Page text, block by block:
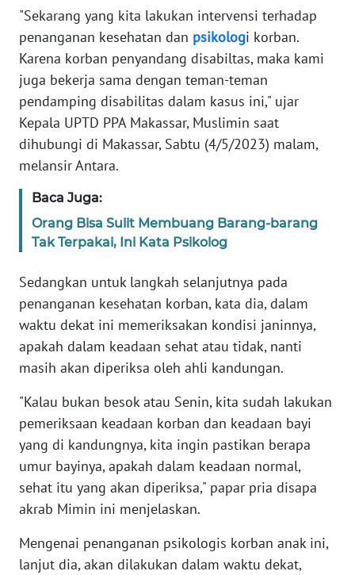
"Sekarang yang kita lakukan intervensi terhadap
penanganan kesehatan dan psikologi korban.
Karena korban penyandang disabiltas, maka kami
juga bekerja sama dengan teman-teman
pendamping disabilitas dalam kasus ini," ujar
Kepala UPTD PPA Makassar, Muslimin saat
dihubungi di Makassar, Sabtu (4/5/2023) malam,
melansir Antara.
Baca Juga:
Orang Bisa Sulit Membuang Barang-barang
Tak Terpakai, Ini Kata Psikolog
Sedangkan untuk langkah selanjutnya pada
penanganan kesehatan korban, kata dia, dalam
waktu dekat ini memeriksakan kondisi janinnya,
apakah dalam keadaan sehat atau tidak, nanti
masih akan diperiksa oleh ahli kandungan.
"Kalau bukan besok atau Senin, kita sudah lakukan
pemeriksaan keadaan korban dan keadaan bayi
yang di kandungnya, kita ingin pastikan berapa
umur bayinya, apakah dalam keadaan normal,
sehat itu yang akan diperiksa," papar pria disapa
akrab Mimin ini menjelaskan.
Mengenai penanganan psikologis korban anak ini,
lanjut dia, akan dilakukan dalam waktu dekat,
INFO
KAMI
PEDOMAN
MEDIA
SIBER
REDAKSI
KARIR
DISCLAIMER
Wahana
News
Regional
WN
SUMUT
WN
JAKARTA
WN